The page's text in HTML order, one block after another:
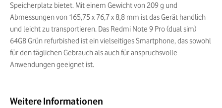
Speicherplatz bietet. Mit einem Gewicht von 209 g und
Abmessungen von 165,75 x 76,7 x 8,8 mm ist das Gerät handlich
und leicht zu transportieren. Das Redmi Note 9 Pro (dual sim)
64GB Grün refurbished ist ein vielseitiges Smartphone, das sowohl
für den täglichen Gebrauch als auch für anspruchsvolle
Anwendungen geeignet ist.
Weitere Informationen